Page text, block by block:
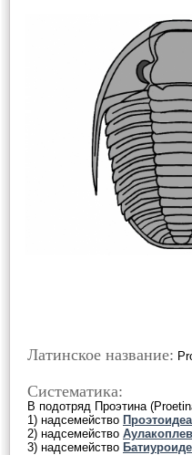
Латинское название:
Систематика:
В подотряд Проэтина
1) надсемейство
2) надсемейство
3) надсемейство